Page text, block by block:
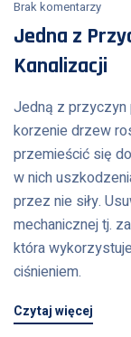
Brak komentarzy
Jedna z
Kanalizacji
Jedną z przyczyn
korzenie drzew
przemieścić się
w nich
przez nie siły.
mechanicznej tj.
która
ciśnieniem.
Czytaj więcej